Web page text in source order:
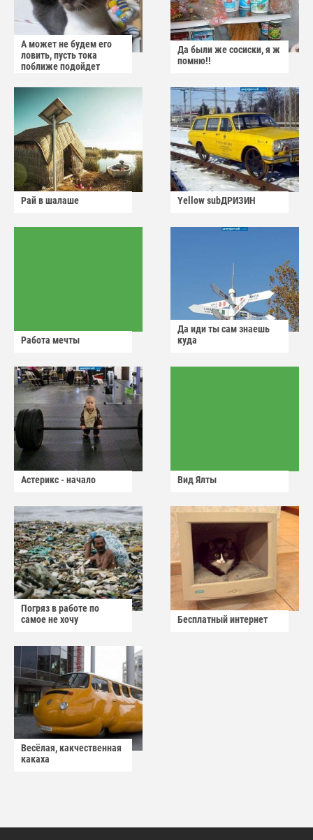
А может не будем его
ловить, пусть тока
поближе подойдет
Да были же сосиски, я ж
помню!!
Рай в шалаше Yellow subДРИЗИН
Работа мечты
Да иди ты сам знаешь
куда
Астерикс - начало Вид Ялты
Погряз в работе по
самое не хочу
Бесплатный интернет
Весёлая, какчественная
какаха